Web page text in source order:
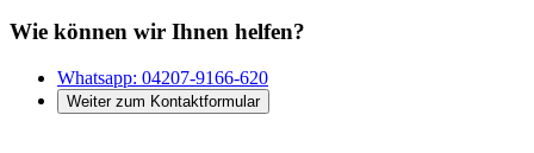
Wie können wir Ihnen helfen?
Whatsapp: 04207-9166-620